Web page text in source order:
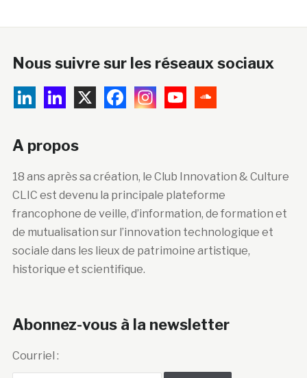
Nous suivre sur les réseaux sociaux
A propos
18 ans après sa création, le Club Innovation & Culture
CLIC est devenu la principale plateforme
francophone de veille, d’information, de formation et
de mutualisation sur l’innovation technologique et
sociale dans les lieux de patrimoine artistique,
historique et scientifique.
Abonnez-vous à la newsletter
Courriel :